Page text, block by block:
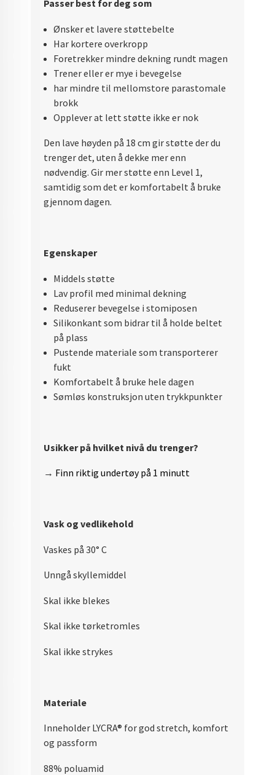
Passer best for deg som
Ønsker et lavere støttebelte
Har kortere overkropp
Foretrekker mindre dekning rundt magen
Trener eller er mye i bevegelse
har mindre til mellomstore parastomale
brokk
Opplever at lett støtte ikke er nok
Den lave høyden på 18 cm gir støtte der du
trenger det, uten å dekke mer enn
nødvendig. Gir mer støtte enn Level 1,
samtidig som det er komfortabelt å bruke
gjennom dagen.
Egenskaper
Middels støtte
Lav profil med minimal dekning
Reduserer bevegelse i stomiposen
Silikonkant som bidrar til å holde beltet
på plass
Pustende materiale som transporterer
fukt
Komfortabelt å bruke hele dagen
Sømløs konstruksjon uten trykkpunkter
Usikker på hvilket nivå du trenger?
→ Finn riktig undertøy på 1 minutt
Vask og vedlikehold
Vaskes på 30° C
Unngå skyllemiddel
Skal ikke blekes
Skal ikke tørketromles
Skal ikke strykes
Materiale
Inneholder LYCRA® for god stretch, komfort
og passform
88% poluamid